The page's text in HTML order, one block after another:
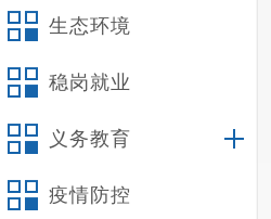
生态环境
稳岗就业
义务教育
疫情防控